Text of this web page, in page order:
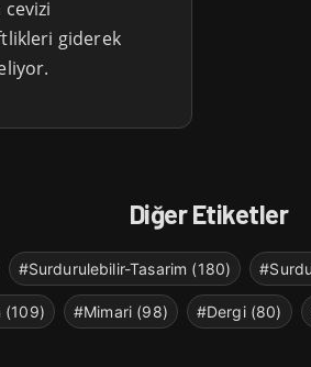
giderek
Diğer Etiketler
#Surdurulebilir-Tasarim (180)
(109) #Mimari (98) #Dergi (80)